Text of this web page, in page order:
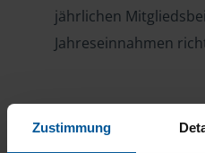
Zustimmung
jährlichen
Jahreseinnahmen